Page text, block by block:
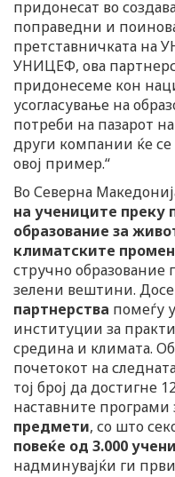
придонесат во
поправедни и
претставничката на
УНИЦЕФ, ова
придонесеме кон
усогласување на
потреби на пазарот
други компании ќе се
овој пример.“
Во Северна
на учениците преку
образование за
климатските
стручно
зелени вештини.
партнерства помеѓу
институции за
средина и климата.
почетокот на
тој број да достигне
наставните програми
предмети, со што
повеќе од 3.000
надминувајќи ги